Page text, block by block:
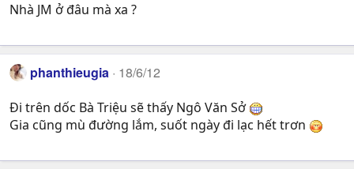
Nhà JM ở đâu mà xa ?
phanthieugia 18/6/12
Đi trên dốc Bà Triệu sẽ thấy Ngô Văn Sở
Gia cũng mù đường lắm, suốt ngày đi lạc hết trơn